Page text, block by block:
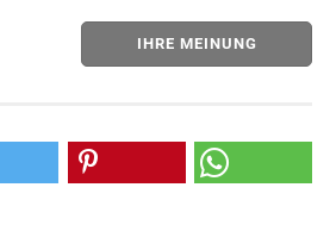
IHRE MEINUNG